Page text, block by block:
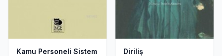
Kamu Personeli Sistem
Diriliş